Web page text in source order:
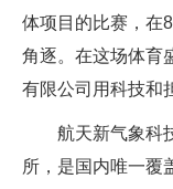
体项目的比赛，在
角逐。在这场体育
有限公司用科技和
航天新气象科技
所，是国内唯一覆